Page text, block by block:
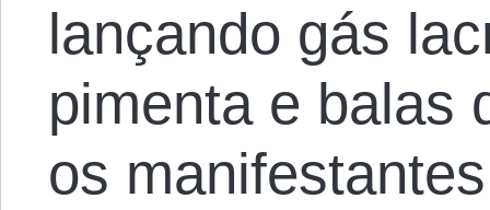
lançando gás
pimenta e balas
os